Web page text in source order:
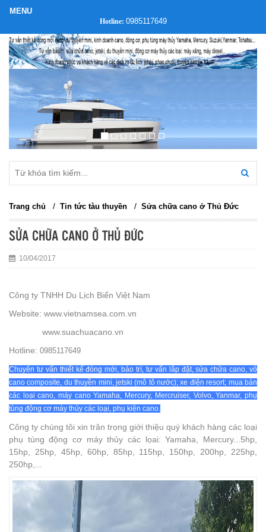
Hotline: 0985117649
Trang chủ / Tin tức tàu thuyền / Sửa chữa cano ở Thủ Đức
SỬA CHỮA CANO Ở THỦ ĐỨC
10/04/2017
Công ty TNHH Du Lịch Biển Việt Nam
Website: www.vietnamsea.com.vn
www.suachuacano.vn
Hotline: 0985117649
Chuyên tư vấn thiết kế đóng mới, bảo trì, tư vấn lắp đặt, sửa chữa cano, vỏ
cano composite, du thuyền mini, jetski (mô tô nước); xe điện resort; mua bán
các loại cano, máy cano Yamaha, Mercury, Mercruiser, Volvo, Yanmar, phụ
tùng động cơ máy thủy các loại, phụ kiện cano.
Công ty chúng tôi xin trân trọng giới thiệu quý khách hàng các loại
phụ tùng động cơ máy thủy các lọai: Yamaha, Mercury...5hp,
15hp, 25hp, 45hp, 60hp, 85hp, 115hp, 150hp, 200hp, 225hp,
250hp,...